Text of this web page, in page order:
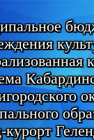
курорт